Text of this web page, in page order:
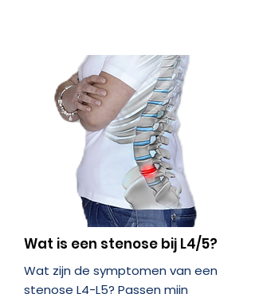
Wat is een stenose bij L4/5?
Wat zijn de symptomen van een
stenose L4-L5? Passen mijn